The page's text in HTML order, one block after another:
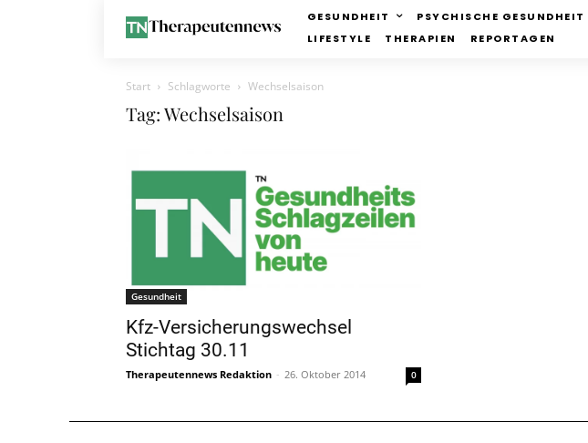
GESUNDHEIT PSYCHISCHE GESUNDHEIT
LIFESTYLE
THERAPIEN REPORTAGEN
Start Schlagworte Wechselsaison
Tag: Wechselsaison
Gesundheit
Kfz-Versicherungswechsel
Stichtag 30.11
Therapeutennews Redaktion - 26. Oktober 2014 0